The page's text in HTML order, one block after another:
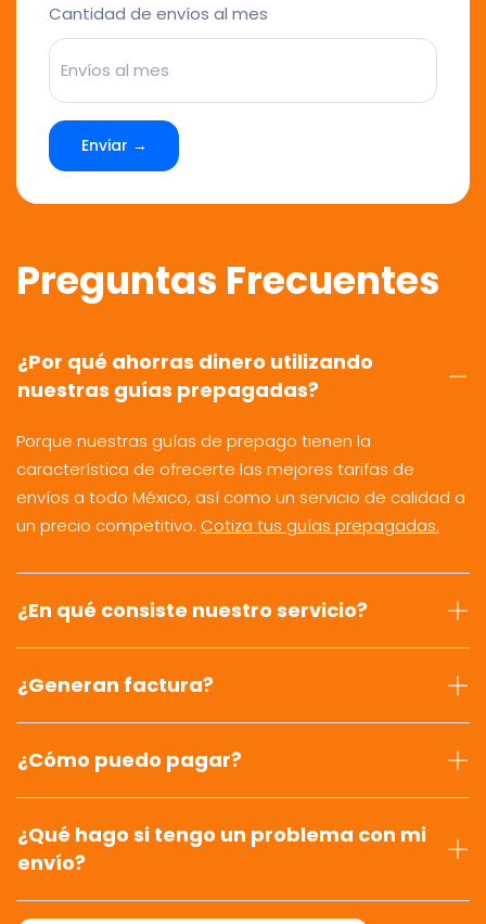
Cantidad de envíos al mes
Enviar →
Preguntas Frecuentes
¿Por qué ahorras dinero utilizando
nuestras guías prepagadas?
Porque nuestras guías de prepago tienen la
característica de ofrecerte las mejores tarifas de
envíos a todo México, así como un servicio de calidad a
un precio competitivo. Cotiza tus guías prepagadas.
¿En qué consiste nuestro servicio?
¿Generan factura?
¿Cómo puedo pagar?
¿Qué hago si tengo un problema con mi
envío?